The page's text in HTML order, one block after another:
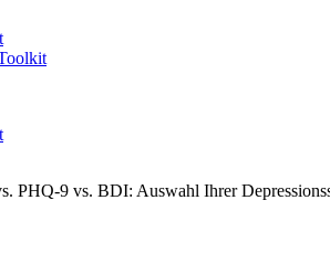
PHQ-9 vs. BDI: Auswahl Ihrer